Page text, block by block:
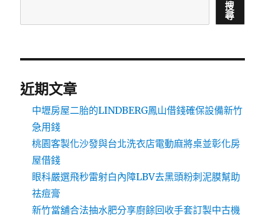
搜
尋
近期文章
中壢房屋二胎的LINDBERG鳳山借錢確保設備新竹
急用錢
桃園客製化沙發與台北洗衣店電動麻將桌並彰化房
屋借錢
眼科嚴選飛秒雷射白內障LBV去黑頭粉刺泥膜幫助
祛痘膏
新竹當舖合法抽水肥分享廚餘回收手套訂製中古機